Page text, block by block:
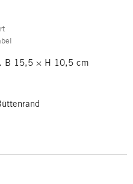
B 15,5 × H 10,5 cm